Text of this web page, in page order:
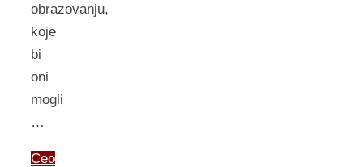
obrazovanju,
koje
bi
oni
mogli
…
Ceo